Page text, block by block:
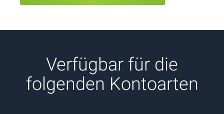
Verfügbar für die
folgenden Kontoarten